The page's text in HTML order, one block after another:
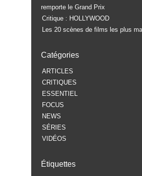
remporte le Grand Prix
Critique : HOLLYWOOD
Les 20 scènes de films les plus
Catégories
ARTICLES
CRITIQUES
ESSENTIEL
FOCUS
NEWS
SÉRIES
VIDÉOS
Étiquettes